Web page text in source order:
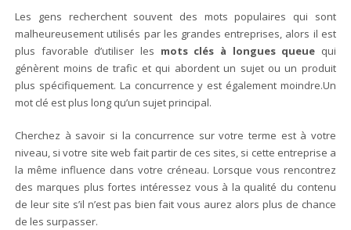
Les gens recherchent souvent des mots populaires qui sont
malheureusement utilisés par les grandes entreprises, alors il est
plus favorable d’utiliser les mots clés à longues queue qui
génèrent moins de trafic et qui abordent un sujet ou un produit
plus spécifiquement. La concurrence y est également moindre.Un
mot clé est plus long qu’un sujet principal.
Cherchez à savoir si la concurrence sur votre terme est à votre
niveau, si votre site web fait partir de ces sites, si cette entreprise a
la même influence dans votre créneau. Lorsque vous rencontrez
des marques plus fortes intéressez vous à la qualité du contenu
de leur site s’il n’est pas bien fait vous aurez alors plus de chance
de les surpasser.